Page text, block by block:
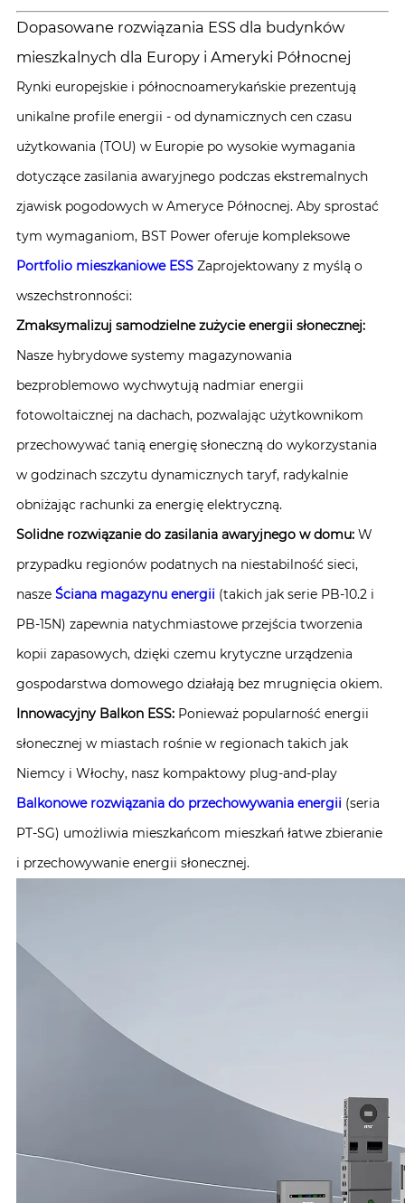
Dopasowane rozwiązania ESS dla budynków
mieszkalnych dla Europy i Ameryki Północnej
Rynki europejskie i północnoamerykańskie prezentują
unikalne profile energii - od dynamicznych cen czasu
użytkowania (TOU) w Europie po wysokie wymagania
dotyczące zasilania awaryjnego podczas ekstremalnych
zjawisk pogodowych w Ameryce Północnej. Aby sprostać
tym wymaganiom, BST Power oferuje kompleksowe
Portfolio mieszkaniowe ESS Zaprojektowany z myślą o
wszechstronności:
Zmaksymalizuj samodzielne zużycie energii słonecznej:
Nasze hybrydowe systemy magazynowania
bezproblemowo wychwytują nadmiar energii
fotowoltaicznej na dachach, pozwalając użytkownikom
przechowywać tanią energię słoneczną do wykorzystania
w godzinach szczytu dynamicznych taryf, radykalnie
obniżając rachunki za energię elektryczną.
Solidne rozwiązanie do zasilania awaryjnego w domu: W
przypadku regionów podatnych na niestabilność sieci,
naszeŚciana magazynu energii (takich jak serie PB-10.2 i
PB-15N) zapewnia natychmiastowe przejścia tworzenia
kopii zapasowych, dzięki czemu krytyczne urządzenia
gospodarstwa domowego działają bez mrugnięcia okiem.
Innowacyjny Balkon ESS: Ponieważ popularność energii
słonecznej w miastach rośnie w regionach takich jak
Niemcy i Włochy, nasz kompaktowy plug-and-play
Balkonowe rozwiązania do przechowywania energii (seria
PT-SG) umożliwia mieszkańcom mieszkań łatwe zbieranie
i przechowywanie energii słonecznej.